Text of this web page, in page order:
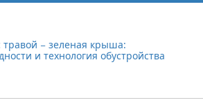
травой − зеленая крыша:
и технология обустройства